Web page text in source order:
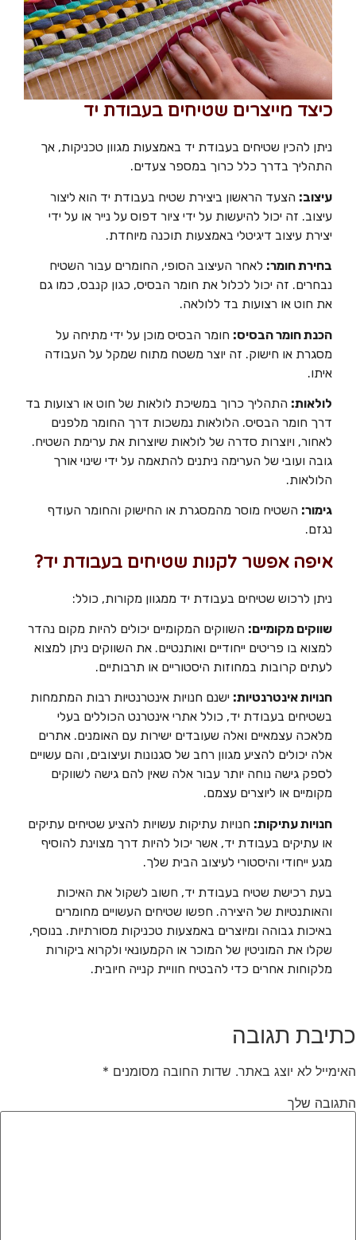
כיצד מייצרים שטיחים בעבודת יד
ניתן להכין שטיחים בעבודת יד באמצעות מגוון טכניקות, אך
התהליך בדרך כלל כרוך במספר צעדים.
עיצוב: הצעד הראשון ביצירת שטיח בעבודת יד הוא ליצור
עיצוב. זה יכול להיעשות על ידי ציור דפוס על נייר או על ידי
יצירת עיצוב דיגיטלי באמצעות תוכנה מיוחדת.
בחירת חומר: לאחר העיצוב הסופי, החומרים עבור השטיח
נבחרים. זה יכול לכלול את חומר הבסיס, כגון קנבס, כמו גם
את חוט או רצועות בד ללולאה.
הכנת חומר הבסיס: חומר הבסיס מוכן על ידי מתיחה על
מסגרת או חישוק. זה יוצר משטח מתוח שמקל על העבודה
איתו.
לולאות: התהליך כרוך במשיכת לולאות של חוט או רצועות בד
דרך חומר הבסיס. הלולאות נמשכות דרך החומר מלפנים
לאחור, ויוצרות סדרה של לולאות שיוצרות את ערימת השטיח.
גובה ועובי של הערימה ניתנים להתאמה על ידי שינוי אורך
הלולאות.
גימור: השטיח מוסר מהמסגרת או החישוק והחומר העודף
נגזם.
איפה אפשר לקנות שטיחים בעבודת יד?
ניתן לרכוש שטיחים בעבודת יד ממגוון מקורות, כולל:
שווקים מקומיים: השווקים המקומיים יכולים להיות מקום נהדר
למצוא בו פריטים ייחודיים ואותנטיים. את השווקים ניתן למצוא
לעתים קרובות במחוזות היסטוריים או תרבותיים.
חנויות אינטרנטיות: ישנם חנויות אינטרנטיות רבות המתמחות
בשטיחים בעבודת יד, כולל אתרי אינטרנט הכוללים בעלי
מלאכה עצמאיים ואלה שעובדים ישירות עם האומנים. אתרים
אלה יכולים להציע מגוון רחב של סגנונות ועיצובים, והם עשויים
לספק גישה נוחה יותר עבור אלה שאין להם גישה לשווקים
מקומיים או ליוצרים עצמם.
חנויות עתיקות: חנויות עתיקות עשויות להציע שטיחים עתיקים
או עתיקים בעבודת יד, אשר יכול להיות דרך מצוינת להוסיף
מגע ייחודי והיסטורי לעיצוב הבית שלך.
בעת רכישת שטיח בעבודת יד, חשוב לשקול את האיכות
והאותנטיות של היצירה. חפשו שטיחים העשויים מחומרים
באיכות גבוהה ומיוצרים באמצעות טכניקות מסורתיות. בנוסף,
שקלו את המוניטין של המוכר או הקמעונאי ולקרוא ביקורות
מלקוחות אחרים כדי להבטיח חוויית קנייה חיובית.
כתיבת תגובה
האימייל לא יוצג באתר. שדות החובה מסומנים *
התגובה שלך